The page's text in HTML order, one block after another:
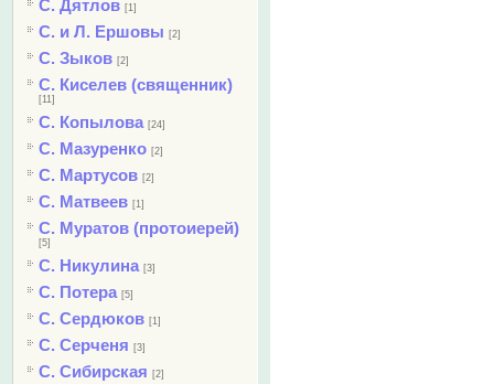
С. Дятлов [1]
С. и Л. Ершовы [2]
С. Зыков [2]
С. Киселев (священник)
[11]
С. Копылова [24]
С. Мазуренко [2]
С. Мартусов [2]
С. Матвеев [1]
С. Муратов (протоиерей)
[5]
С. Никулина [3]
С. Потера [5]
С. Сердюков [1]
С. Серченя [3]
С. Сибирская [2]